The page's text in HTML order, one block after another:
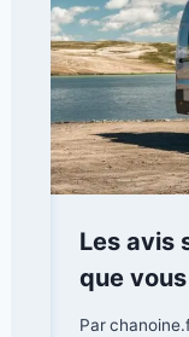
Les avis
que
Par